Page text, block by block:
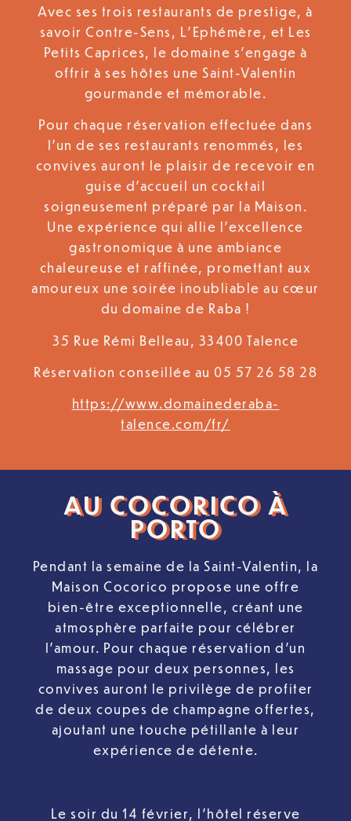
Avec ses trois restaurants de prestige, à
savoir Contre-Sens, L’Ephémère, et Les
Petits Caprices, le domaine s’engage à
offrir à ses hôtes une Saint-Valentin
gourmande et mémorable.
Pour chaque réservation effectuée dans
l’un de ses restaurants renommés, les
convives auront le plaisir de recevoir en
guise d’accueil un cocktail
soigneusement préparé par la Maison.
Une expérience qui allie l’excellence
gastronomique à une ambiance
chaleureuse et raffinée, promettant aux
amoureux une soirée inoubliable au cœur
du domaine de Raba !
35 Rue Rémi Belleau, 33400 Talence
Réservation conseillée au 05 57 26 58 28
https://www.domainederaba-
talence.com/fr/
AU COCORICO À
PORTO
Pendant la semaine de la Saint-Valentin, la
Maison Cocorico propose une offre
bien-être exceptionnelle, créant une
atmosphère parfaite pour célébrer
l’amour. Pour chaque réservation d’un
massage pour deux personnes, les
convives auront le privilège de profiter
de deux coupes de champagne offertes,
ajoutant une touche pétillante à leur
expérience de détente.
Le soir du 14 février, l’hôtel réserve